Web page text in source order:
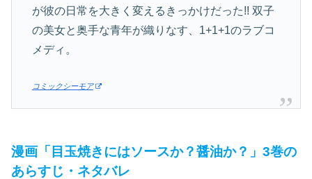
が彼の日常を大きく変えるきっかけだった!! 双子
の美女と奥手な青年が織りなす、1+1+1のラブコ
メディ。
コミックシーモア
漫画「目玉焼きにはソースか？醤油か？」3巻の
あらすじ・ネタバレ